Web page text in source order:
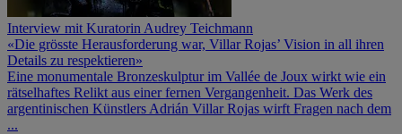
Interview mit Kuratorin Audrey Teichmann
«Die grösste Herausforderung war, Villar Rojas’ Vision in all ihren
Details zu respektieren»
Eine monumentale Bronzeskulptur im Vallée de Joux wirkt wie ein
rätselhaftes Relikt aus einer fernen Vergangenheit. Das Werk des
argentinischen Künstlers Adrián Villar Rojas wirft Fragen nach dem
...